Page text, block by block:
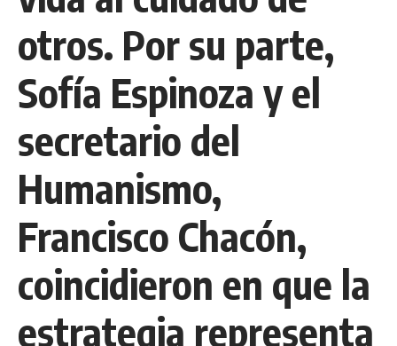
otros. Por su parte,
Sofía Espinoza y el
secretario del
Humanismo,
Francisco Chacón,
coincidieron en que la
estrategia representa